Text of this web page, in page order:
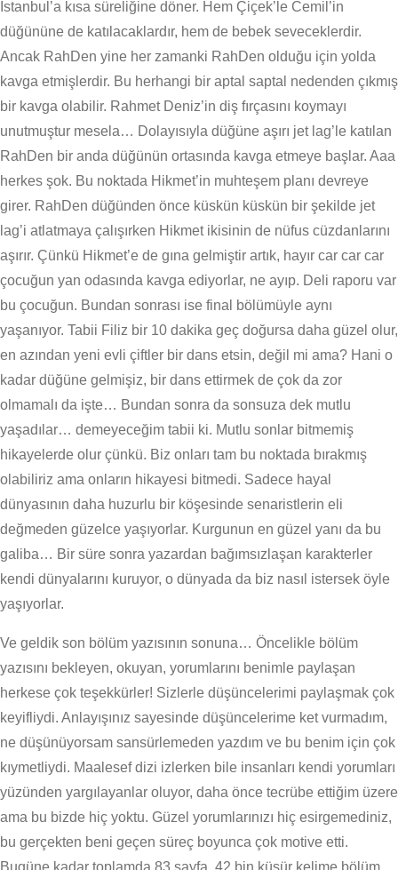
İstanbul’a kısa süreliğine döner. Hem Çiçek’le Cemil’in
düğününe de katılacaklardır, hem de bebek seveceklerdir.
Ancak RahDen yine her zamanki RahDen olduğu için yolda
kavga etmişlerdir. Bu herhangi bir aptal saptal nedenden çıkmış
bir kavga olabilir. Rahmet Deniz’in diş fırçasını koymayı
unutmuştur mesela… Dolayısıyla düğüne aşırı jet lag’le katılan
RahDen bir anda düğünün ortasında kavga etmeye başlar. Aaa
herkes şok. Bu noktada Hikmet’in muhteşem planı devreye
girer. RahDen düğünden önce küskün küskün bir şekilde jet
lag’i atlatmaya çalışırken Hikmet ikisinin de nüfus cüzdanlarını
aşırır. Çünkü Hikmet’e de gına gelmiştir artık, hayır car car car
çocuğun yan odasında kavga ediyorlar, ne ayıp. Deli raporu var
bu çocuğun. Bundan sonrası ise final bölümüyle aynı
yaşanıyor. Tabii Filiz bir 10 dakika geç doğursa daha güzel olur,
en azından yeni evli çiftler bir dans etsin, değil mi ama? Hani o
kadar düğüne gelmişiz, bir dans ettirmek de çok da zor
olmamalı da işte… Bundan sonra da sonsuza dek mutlu
yaşadılar… demeyeceğim tabii ki. Mutlu sonlar bitmemiş
hikayelerde olur çünkü. Biz onları tam bu noktada bırakmış
olabiliriz ama onların hikayesi bitmedi. Sadece hayal
dünyasının daha huzurlu bir köşesinde senaristlerin eli
değmeden güzelce yaşıyorlar. Kurgunun en güzel yanı da bu
galiba… Bir süre sonra yazardan bağımsızlaşan karakterler
kendi dünyalarını kuruyor, o dünyada da biz nasıl istersek öyle
yaşıyorlar.
Ve geldik son bölüm yazısının sonuna… Öncelikle bölüm
yazısını bekleyen, okuyan, yorumlarını benimle paylaşan
herkese çok teşekkürler! Sizlerle düşüncelerimi paylaşmak çok
keyifliydi. Anlayışınız sayesinde düşüncelerime ket vurmadım,
ne düşünüyorsam sansürlemeden yazdım ve bu benim için çok
kıymetliydi. Maalesef dizi izlerken bile insanları kendi yorumları
yüzünden yargılayanlar oluyor, daha önce tecrübe ettiğim üzere
ama bu bizde hiç yoktu. Güzel yorumlarınızı hiç esirgemediniz,
bu gerçekten beni geçen süreç boyunca çok motive etti.
Bugüne kadar toplamda 83 sayfa, 42 bin küsür kelime bölüm